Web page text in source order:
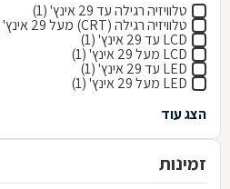
טלוויזיה רגילה עד 29 אינץ' (1)
טלוויזיה רגילה (CRT) מעל 29 אינץ' (1)
LCD עד 29 אינץ' (1)
LCD מעל 29 אינץ' (1)
LED עד 29 אינץ' (1)
LED מעל 29 אינץ' (1)
הצג עוד
זמינות